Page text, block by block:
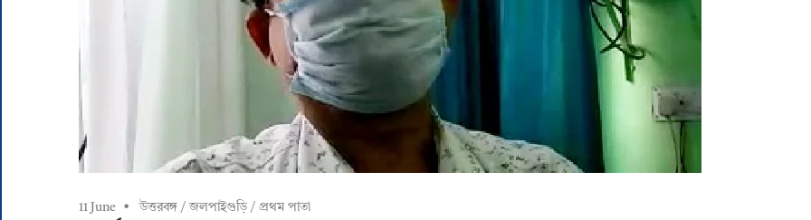
11 June উত্তরবঙ্গ /জলপাইগুড়ি / প্রথম পাতা